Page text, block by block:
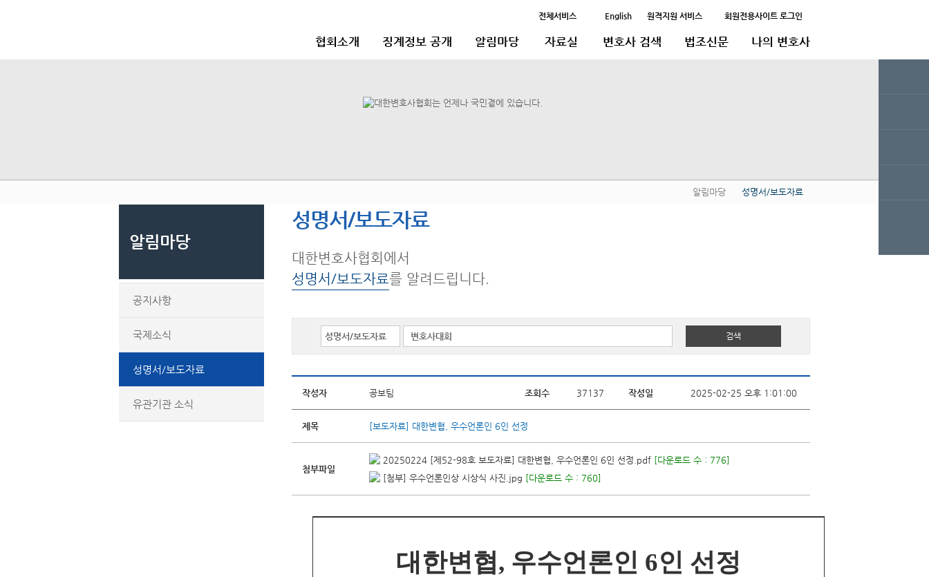
전체서비스 English 원격지원 서비스 회원전용사이트 로그인
협회소개 징계정보 공개 알림마당 자료실 변호사 검색 법조신문 나의 변호사
알림마당 성명서/보도자료
알림마당
공지사항
국제소식
성명서/보도자료
유관기관 소식
성명서/보도자료
대한변호사협회에서
성명서/보도자료를 알려드립니다.
작성자 공보팀 조회수 37137 작성일 2025-02-25 오후 1:01:00
제목 [보도자료] 대한변협, 우수언론인 6인 선정
첨부파일
20250224 [제52-98호 보도자료] 대한변협, 우수언론인 6인 선정.pdf [다운로드 수 : 776]
[첨부] 우수언론인상 시상식 사진.jpg [다운로드 수 : 760]
대한변협, 우수언론인 6인 선정